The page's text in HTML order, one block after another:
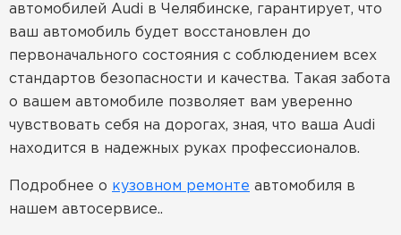
автомобилей Audi в Челябинске, гарантирует, что
ваш автомобиль будет восстановлен до
первоначального состояния с соблюдением всех
стандартов безопасности и качества. Такая забота
о вашем автомобиле позволяет вам уверенно
чувствовать себя на дорогах, зная, что ваша Audi
находится в надежных руках профессионалов.
Подробнее о кузовном ремонте автомобиля в
нашем автосервисе..